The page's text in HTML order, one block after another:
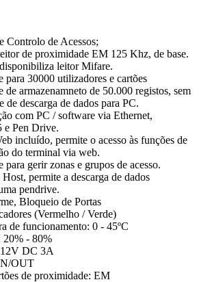
Controlo de Acessos;
de proximidade EM 125 Khz, de base.
leitor Mifare.
para 30000 utilizadores e cartões
de armazenamneto de 50.000 registos, sem
de descarga de dados para PC.
com PC / software via Ethernet,
e Pen Drive.
incluído, permite o acesso às funções de
do terminal via web.
para gerir zonas e grupos de acesso.
permite a descarga de dados
pendrive.
Bloqueio de Portas
(Vermelho / Verde)
de funcionamento: 0 - 45ºC
20% - 80%
DC 3A
OUT
de proximidade: EM